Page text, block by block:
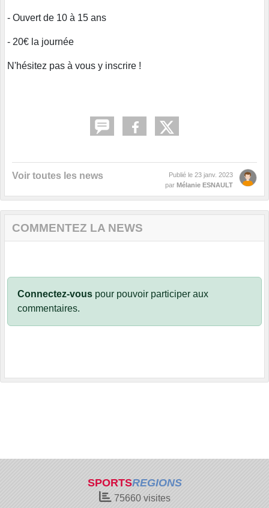
- Ouvert de 10 à 15 ans
- 20€ la journée
N'hésitez pas à vous y inscrire !
Voir toutes les news Publié le 23 janv. 2023
par Mélanie ESNAULT
COMMENTEZ LA NEWS
Connectez-vous pour pouvoir participer aux
commentaires.
SPORTSREGIONS
75660visites